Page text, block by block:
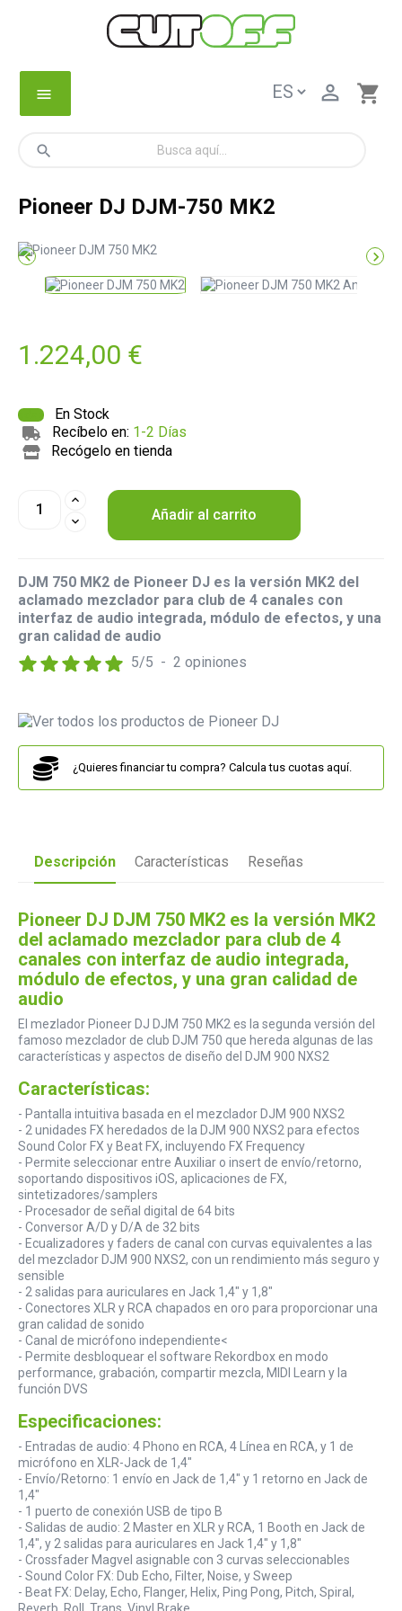
menu shopping_cart

search
Pioneer DJ DJM-750 MK2
 
1.224,00 €
En Stock
Recíbelo en: 1-2 Días
Recógelo en tienda
Añadir al carrito
DJM 750 MK2 de Pioneer DJ es la versión MK2 del
aclamado mezclador para club de 4 canales con
interfaz de audio integrada, módulo de efectos, y una
gran calidad de audio
5/5 - 2 opiniones
¿Quieres financiar tu compra? Calcula tus cuotas aquí.
Descripción Características Reseñas
Pioneer DJ DJM 750 MK2 es la versión MK2
del aclamado mezclador para club de 4
canales con interfaz de audio integrada,
módulo de efectos, y una gran calidad de
audio
El mezlador Pioneer DJ DJM 750 MK2 es la segunda versión del
famoso mezclador de club DJM 750 que hereda algunas de las
características y aspectos de diseño del DJM 900 NXS2
Características:
- Pantalla intuitiva basada en el mezclador DJM 900 NXS2
- 2 unidades FX heredados de la DJM 900 NXS2 para efectos
Sound Color FX y Beat FX, incluyendo FX Frequency
- Permite seleccionar entre Auxiliar o insert de envío/retorno,
soportando dispositivos iOS, aplicaciones de FX,
sintetizadores/samplers
- Procesador de señal digital de 64 bits
- Conversor A/D y D/A de 32 bits
- Ecualizadores y faders de canal con curvas equivalentes a las
del mezclador DJM 900 NXS2, con un rendimiento más seguro y
sensible
- 2 salidas para auriculares en Jack 1,4" y 1,8"
- Conectores XLR y RCA chapados en oro para proporcionar una
gran calidad de sonido
- Canal de micrófono independiente<
- Permite desbloquear el software Rekordbox en modo
performance, grabación, compartir mezcla, MIDI Learn y la
función DVS
Especificaciones:
- Entradas de audio: 4 Phono en RCA, 4 Línea en RCA, y 1 de
micrófono en XLR-Jack de 1,4"
- Envío/Retorno: 1 envío en Jack de 1,4" y 1 retorno en Jack de
1,4"
- 1 puerto de conexión USB de tipo B
- Salidas de audio: 2 Master en XLR y RCA, 1 Booth en Jack de
1,4", y 2 salidas para auriculares en Jack 1,4" y 1,8"
- Crossfader Magvel asignable con 3 curvas seleccionables
- Sound Color FX: Dub Echo, Filter, Noise, y Sweep
- Beat FX: Delay, Echo, Flanger, Helix, Ping Pong, Pitch, Spiral,